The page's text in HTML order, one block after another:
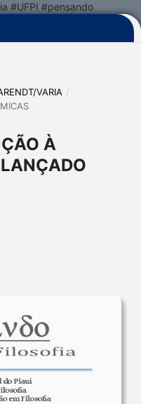
#UFPI #pensando
VARIA /
À